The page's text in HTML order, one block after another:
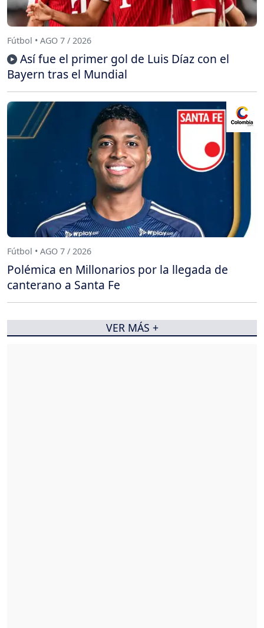
Fútbol • AGO 7 / 2026
Así fue el primer gol de Luis Díaz con el
Bayern tras el Mundial
Fútbol • AGO 7 / 2026
Polémica en Millonarios por la llegada de
canterano a Santa Fe
VER MÁS +